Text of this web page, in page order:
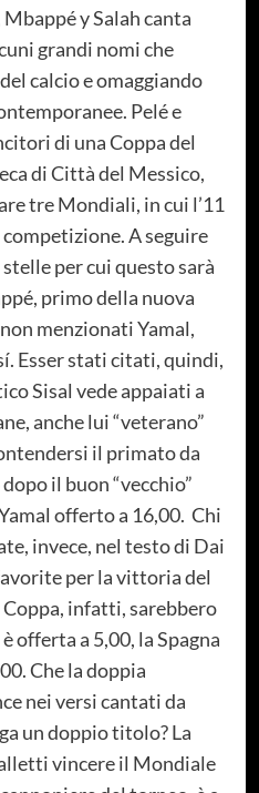
y Salah canta
grandi nomi che
calcio e omaggiando
Pelé e
di una Coppa del
di Città del Messico,
tre Mondiali, in cui l’11
A seguire
per cui questo sarà
primo della nuova
menzionati Yamal,
Esser stati citati, quindi,
Sisal vede appaiati a
anche lui “veterano”
il primato da
il buon “vecchio”
offerto a 16,00. Chi
invece, nel testo di Dai
per la vittoria del
infatti, sarebbero
offerta a 5,00, la Spagna
Che la doppia
nei versi cantati da
un doppio titolo? La
vincere il Mondiale